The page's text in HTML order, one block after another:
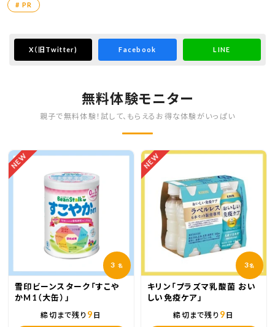
# PR
X （旧Twitter) Facebook LINE
無料体験モニター
親子で無料体験！試して、もらえるお得な体験がいっぱい
NEW
3 名
雪印ビーンスターク「すこや
かM1（大缶）」
締切まで残り 9 日
NEW
3名
キリン「プラズマ乳酸菌 おい
しい免疫ケア」
締切まで残り 9 日